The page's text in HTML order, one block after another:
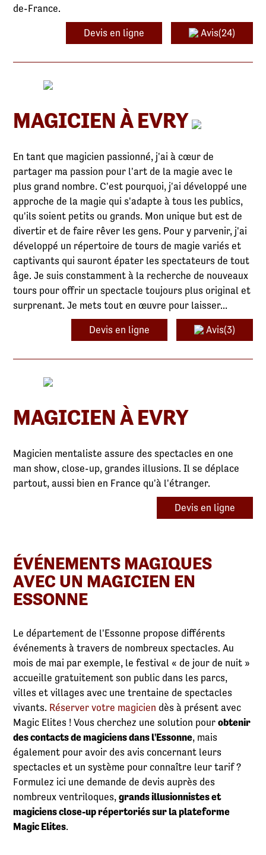
de-France.
Devis en ligne Avis(24)
MAGICIEN À EVRY
En tant que magicien passionné, j'ai à cœur de
partager ma passion pour l'art de la magie avec le
plus grand nombre. C'est pourquoi, j'ai développé une
approche de la magie qui s'adapte à tous les publics,
qu'ils soient petits ou grands. Mon unique but est de
divertir et de faire rêver les gens. Pour y parvenir, j'ai
développé un répertoire de tours de magie variés et
captivants qui sauront épater les spectateurs de tout
âge. Je suis constamment à la recherche de nouveaux
tours pour offrir un spectacle toujours plus original et
surprenant. Je mets tout en œuvre pour laisser...
Devis en ligne Avis(3)
MAGICIEN À EVRY
Magicien mentaliste assure des spectacles en one
man show, close-up, grandes illusions. Il se déplace
partout, aussi bien en France qu'à l'étranger.
Devis en ligne
ÉVÉNEMENTS MAGIQUES
AVEC UN MAGICIEN EN
ESSONNE
Le département de l'Essonne propose différents
événements à travers de nombreux spectacles. Au
mois de mai par exemple, le festival « de jour de nuit »
accueille gratuitement son public dans les parcs,
villes et villages avec une trentaine de spectacles
vivants. Réserver votre magicien dès à présent avec
Magic Elites ! Vous cherchez une solution pourobtenir
des contacts de magiciens dans l'Essonne, mais
également pour avoir des avis concernant leurs
spectacles et un système pour connaître leur tarif ?
Formulez ici une demande de devis auprès des
nombreux ventriloques,grands illusionnistes et
magiciens close-up répertoriés sur la plateforme
Magic Elites.